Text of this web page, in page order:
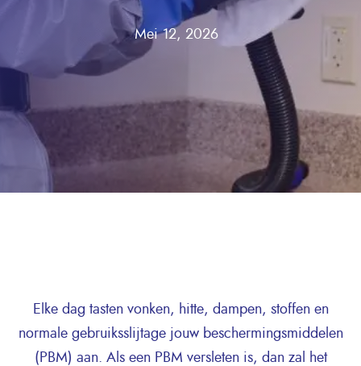
Mei 12, 2026
Elke dag tasten vonken, hitte, dampen, stoffen en
normale gebruiksslijtage jouw beschermingsmiddelen
(PBM) aan. Als een PBM versleten is, dan zal het